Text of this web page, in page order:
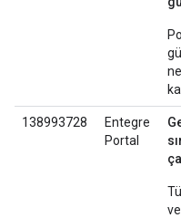
138993728
Entegre
Portal